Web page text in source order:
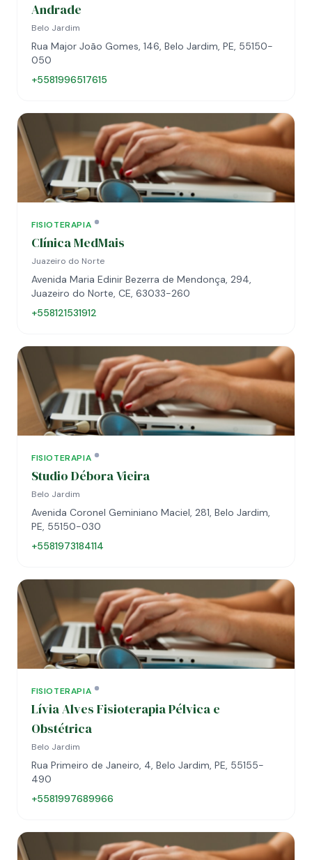
Andrade
Belo Jardim
Rua Major João Gomes, 146, Belo Jardim, PE, 55150-
050
+5581996517615
FISIOTERAPIA
Clínica MedMais
Juazeiro do Norte
Avenida Maria Edinir Bezerra de Mendonça, 294,
Juazeiro do Norte, CE, 63033-260
+558121531912
FISIOTERAPIA
Studio Débora Vieira
Belo Jardim
Avenida Coronel Geminiano Maciel, 281, Belo Jardim,
PE, 55150-030
+5581973184114
FISIOTERAPIA
Lívia Alves Fisioterapia Pélvica e
Obstétrica
Belo Jardim
Rua Primeiro de Janeiro, 4, Belo Jardim, PE, 55155-
490
+5581997689966